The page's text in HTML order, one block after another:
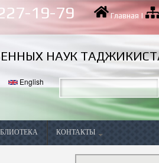
227-19-79 Главная |
НАУК
English
КОНТАКТЫ